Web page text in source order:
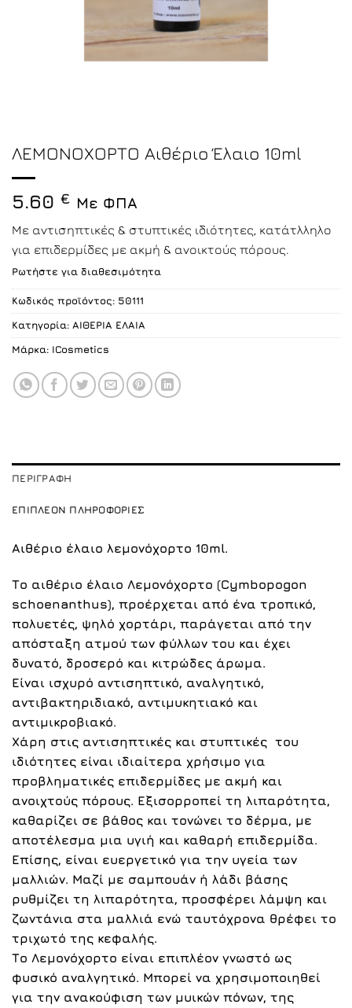
ΛΕΜΟΝΟΧΟΡΤΟ Αιθέριο Έλαιο 10ml
5.60 € Με ΦΠΑ
Με αντισηπτικές & στυπτικές ιδιότητες, κατάτλληλο
για επιδερμίδες με ακμή & ανοικτούς πόρους.
Ρωτήστε για διαθεσιμότητα
Κωδικός προϊόντος: 50111
Κατηγορία: ΑΙΘΕΡΙΑ ΕΛΑΙΑ
Μάρκα: ICosmetics
ΠΕΡΙΓΡΑΦΉ
ΕΠΙΠΛΈΟΝ ΠΛΗΡΟΦΟΡΊΕΣ
Αιθέριο έλαιο λεμονόχορτο 10ml.
Το αιθέριο έλαιο Λεμονόχορτο (Cymbopogon
schoenanthus), προέρχεται από ένα τροπικό,
πολυετές, ψηλό χορτάρι, παράγεται από την
απόσταξη ατμού των φύλλων του και έχει
δυνατό, δροσερό και κιτρώδες άρωμα.
Είναι ισχυρό αντισηπτικό, αναλγητικό,
αντιβακτηριδιακό, αντιμυκητιακό και
αντιμικροβιακό.
Χάρη στις αντισηπτικές και στυπτικές του
ιδιότητες είναι ιδιαίτερα χρήσιμο για
προβληματικές επιδερμίδες με ακμή και
ανοιχτούς πόρους. Εξισορροπεί τη λιπαρότητα,
καθαρίζει σε βάθος και τονώνει το δέρμα, με
αποτέλεσμα μια υγιή και καθαρή επιδερμίδα.
Επίσης, είναι ευεργετικό για την υγεία των
μαλλιών. Μαζί με σαμπουάν ή λάδι βάσης
ρυθμίζει τη λιπαρότητα, προσφέρει λάμψη και
ζωντάνια στα μαλλιά ενώ ταυτόχρονα θρέφει το
τριχωτό της κεφαλής.
Το Λεμονόχορτο είναι επιπλέον γνωστό ως
φυσικό αναλγητικό. Μπορεί να χρησιμοποιηθεί
για την ανακούφιση των μυικών πόνων, της